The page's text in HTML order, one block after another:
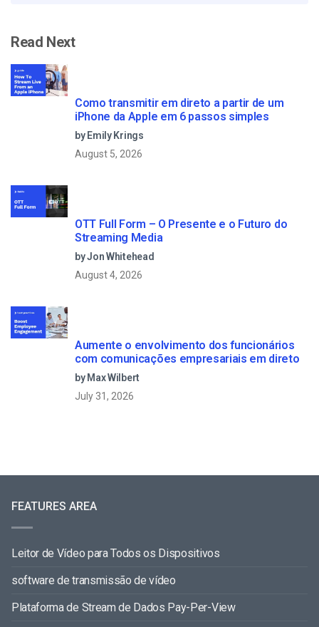
Read Next
Como transmitir em direto a partir de um
iPhone da Apple em 6 passos simples
by Emily Krings
August 5, 2026
OTT Full Form – O Presente e o Futuro do
Streaming Media
by Jon Whitehead
August 4, 2026
Aumente o envolvimento dos funcionários
com comunicações empresariais em direto
by Max Wilbert
July 31, 2026
FEATURES AREA
Leitor de Vídeo para Todos os Dispositivos
software de transmissão de vídeo
Plataforma de Stream de Dados Pay-Per-View